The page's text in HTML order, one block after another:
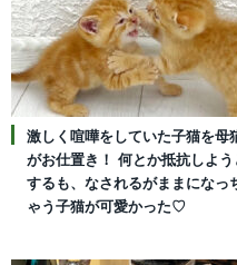
激しく喧嘩をしていた子猫を母
がお仕置き！ 何とか抵抗しよう
するも、なされるがままになっ
ゃう子猫が可愛かった♡